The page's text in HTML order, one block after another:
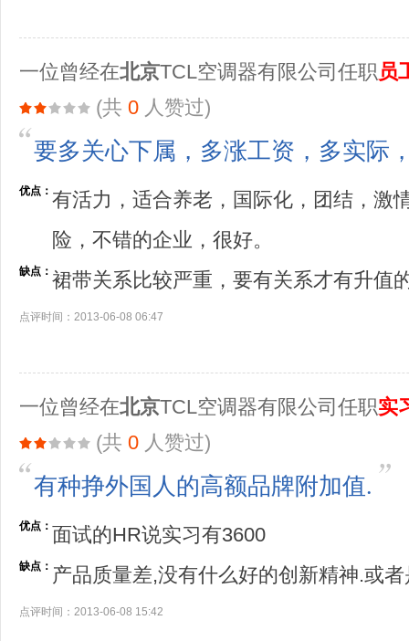
一位曾经在北京TCL空调器有限公司任职 员
(共 0 人赞过)
要多关心下属，多涨工资，多实际
优点： 有活力，适合养老，国际化，团结，激
险，不错的企业，很好。
缺点： 裙带关系比较严重，要有关系才有升值
点评时间：2013-06-08 06:47
一位曾经在北京TCL空调器有限公司任职实
(共 0 人赞过)
有种挣外国人的高额品牌附加值.
优点： 面试的HR说实习有3600
缺点： 产品质量差,没有什么好的创新精神.或
点评时间：2013-06-08 15:42